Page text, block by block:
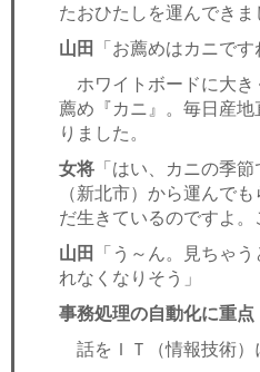
たおひたしを運んできま
山田 「お薦めはカニです
ホワイトボードに大き
薦め『カニ』。毎日産
りました。
女将 「はい、カニの季
（新北市）から運んで
だ生きているのですよ。
山田 「う～ん。見ちゃ
れなくなりそう」
事務処理の自動化に重点
話をＩＴ（情報技術）